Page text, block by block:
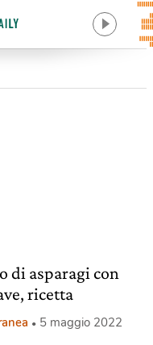
di asparagi con
ricetta
5 maggio 2022